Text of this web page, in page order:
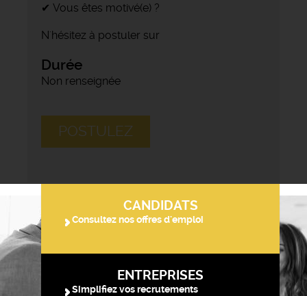
✔ Vous êtes motivé(e) ?
N'hésitez à postuler sur
Durée
Non renseignée
POSTULEZ
CANDIDATS
Consultez nos offres d'emploi
ENTREPRISES
Simplifiez vos recrutements